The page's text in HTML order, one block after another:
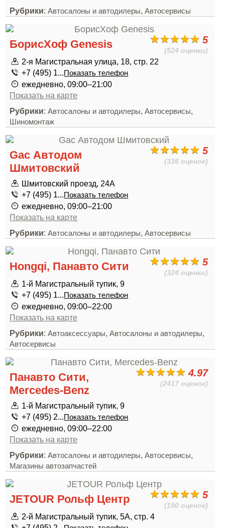
Рубрики:Автосалоны и автодилеры,Автосервисы
5
(524 оценки)
БорисХоф Genesis
2-я Магистральная улица, 18, стр. 22
+7 (495) 1...Показать телефон
ежедневно, 09:00–21:00
Показать на карте
Рубрики:Автосалоны и автодилеры,Автосервисы,
Шиномонтаж
5
(336 оценок)
Gac Автодом
Шмитовский
Шмитовский проезд, 24А
+7 (495) 1...Показать телефон
ежедневно, 09:00–21:00
Показать на карте
Рубрики:Автосалоны и автодилеры,Автосервисы
5
(324 оценки)
Hongqi, Панавто Сити
1-й Магистральный тупик, 9
+7 (495) 1...Показать телефон
ежедневно, 09:00–22:00
Показать на карте
Рубрики:Автоаксессуары,Автосалоны и автодилеры,
Автосервисы
4.97
(2417 оценок)
Панавто Сити,
Mercedes-Benz
1-й Магистральный тупик, 9
+7 (495) 2...Показать телефон
ежедневно, 09:00–22:00
Показать на карте
Рубрики:Автосалоны и автодилеры,Автосервисы,
Магазины автозапчастей
5
(190 оценок)
JETOUR Рольф Центр
2-й Магистральный тупик, 5А, стр. 4